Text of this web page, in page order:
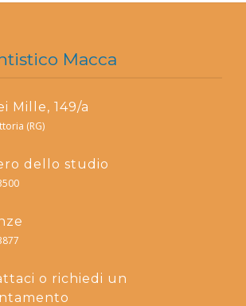
Macca
Mille, 149/a
(RG)
dello studio
o richiedi un